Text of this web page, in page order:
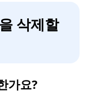
삭제할
가요?